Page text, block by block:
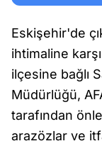
Eskişehir'de
ihtimaline karşı
ilçesine bağlı
Müdürlüğü,
tarafından
arazözlar ve